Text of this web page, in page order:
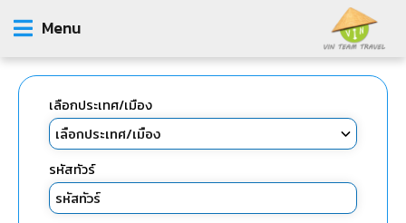
Menu
เลือกประเทศ/เมือง
รหัสทัวร์